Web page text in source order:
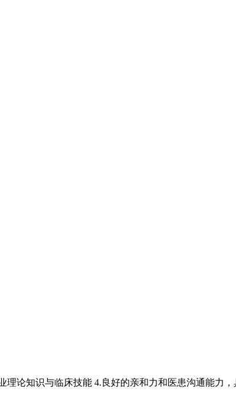
论知识与临床技能 4.良好的亲和力和医患沟通能力